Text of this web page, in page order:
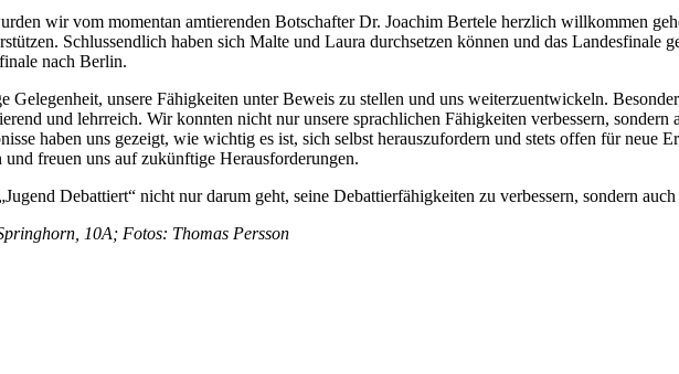
wir vom momentan amtierenden Botschafter Dr. Joachim Bertele herzlich willkommen
Schlussendlich haben sich Malte und Laura durchsetzen können und das Landesfinale
nach Berlin.
Gelegenheit, unsere Fähigkeiten unter Beweis zu stellen und uns weiterzuentwickeln.
und lehrreich. Wir konnten nicht nur unsere sprachlichen Fähigkeiten verbessern,
haben uns gezeigt, wie wichtig es ist, sich selbst herauszufordern und stets offen für neue
freuen uns auf zukünftige Herausforderungen.
Debattiert“ nicht nur darum geht, seine Debattierfähigkeiten zu verbessern, sondern
10A; Fotos: Thomas Persson